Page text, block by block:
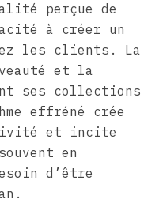
perçue de
à créer un
les clients. La
et la
ses collections
effréné crée
et incite
en
d’être